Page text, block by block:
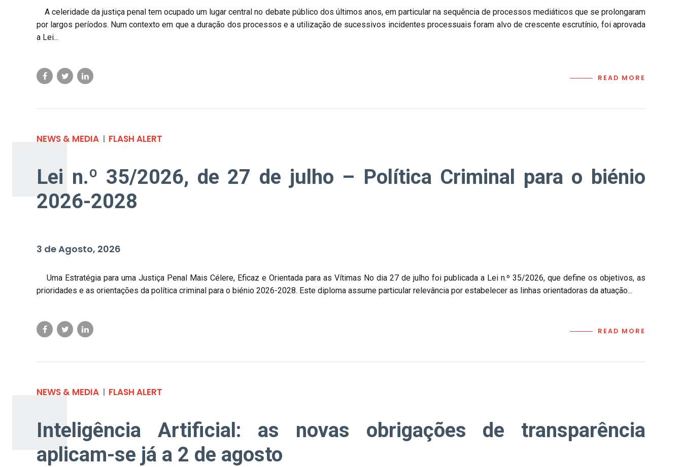
A celeridade da justiça penal tem ocupado um lugar central no debate público dos últimos anos, em particular na sequência de processos mediáticos que se prolongaram
por largos períodos. Num contexto em que a duração dos processos e a utilização de sucessivos incidentes processuais foram alvo de crescente escrutínio, foi aprovada
a Lei...
READ MORE
NEWS & MEDIA FLASH ALERT
Lei n.º 35/2026, de 27 de julho – Política Criminal para o biénio
2026-2028
3 de Agosto, 2026
Uma Estratégia para uma Justiça Penal Mais Célere, Eficaz e Orientada para as Vítimas No dia 27 de julho foi publicada a Lei n.º 35/2026, que define os objetivos, as
prioridades e as orientações da política criminal para o biénio 2026-2028. Este diploma assume particular relevância por estabelecer as linhas orientadoras da atuação...
READ MORE
NEWS & MEDIA FLASH ALERT
Inteligência Artificial: as novas obrigações de transparência
aplicam-se já a 2 de agosto